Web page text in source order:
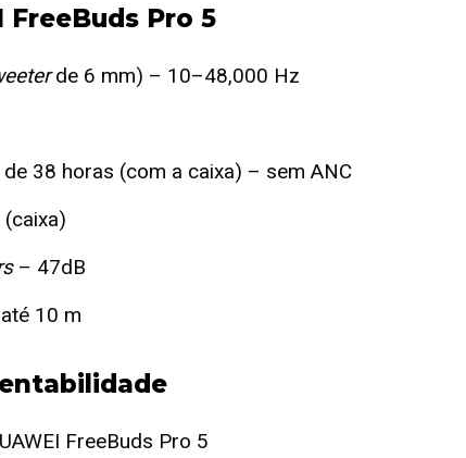
FreeBuds Pro 5
de 6 mm) – 10–48,000 Hz
38 horas (com a caixa) – sem ANC
– 47dB
10 m